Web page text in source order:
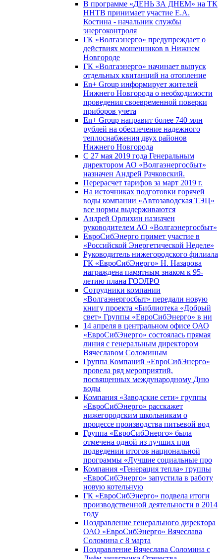
В программе «ДЕНЬ ЗА ДНЕМ» на ТК
ННТВ принимает участие Е.А.
Костина - начальник службы
энергоконтроля
ГК «Волгаэнерго» предупреждает о
действиях мошенников в Нижнем
Новгороде
ГК «Волгаэнерго» начинает выпуск
отдельных квитанций на отопление
En+ Group информирует жителей
Нижнего Новгорода о необходимости
проведения своевременной поверки
приборов учета
En+ Group направит более 740 млн
рублей на обеспечение надежного
теплоснабжения двух районов
Нижнего Новгорода
С 27 мая 2019 года Генеральным
директором АО «Волгаэнергосбыт»
назначен Андрей Рачковский.
Перерасчет тарифов за март 2019 г.
На источниках подготовки горячей
воды компании «Автозаводская ТЭЦ»
все нормы выдерживаются
Андрей Орлихин назначен
руководителем АО «Волгаэнергосбыт»
ЕвроСибЭнерго примет участие в
«Российской Энергетической Неделе»
Руководитель нижегородского филиала
ГК «ЕвроСибЭнерго» Н. Назарова
награждена памятным знаком к 95-
летию плана ГОЭЛРО
Сотрудники компании
«Волгаэнергосбыт» передали новую
книгу проекта «Библиотека «Добрый
свет» Группы «ЕвроСибЭнерго» в ни
14 апреля в центральном офисе ОАО
«ЕвроСибЭнерго» состоялась прямая
линия с генеральным директором
Вячеславом Соломиным
Группа Компаний «ЕвроСибЭнерго»
провела ряд мероприятий,
посвященных международному Дню
воды
Компания «Заводские сети» группы
«ЕвроСибЭнерго» расскажет
нижегородским школьникам о
процессе производства питьевой вод
Группа «ЕвроСибЭнерго» была
отмечена одной из лучших при
подведении итогов национальной
программы «Лучшие социальные про
Компания «Генерация тепла» группы
«ЕвроСибЭнерго» запустила в работу
новую котельную
ГК «ЕвроСибЭнерго» подвела итоги
производственной деятельности в 2014
году
Поздравление генерального директора
ОАО «ЕвроСибЭнерго» Вячеслава
Соломина с 8 марта
Поздравление Вячеслава Соломина с